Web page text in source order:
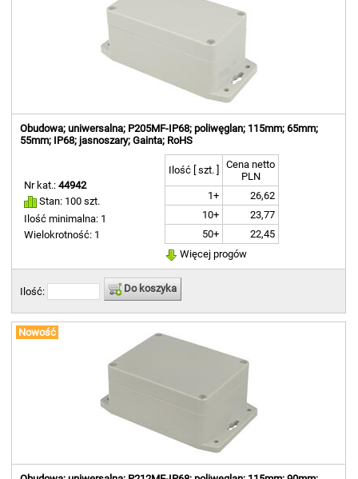
Obudowa; uniwersalna; P205MF-IP68; poliwęglan; 115mm; 65mm;
55mm; IP68; jasnoszary; Gainta; RoHS
Nr kat.:44942
Stan: 100 szt.
Ilość minimalna: 1
Wielokrotność: 1
Ilość [ szt. ]
Cena netto
PLN
1+
26,62
10+
23,77
50+
22,45
Więcej progów
Ilość: Do koszyka
Nowość